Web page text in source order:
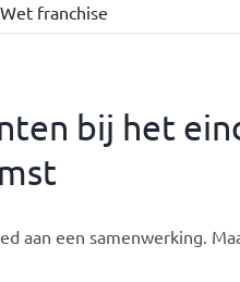
Wet franchise
bij het
aan een samenwerking.